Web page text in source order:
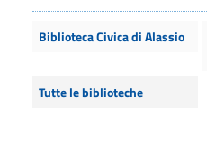
Biblioteca Civica di Alassio
Tutte le biblioteche